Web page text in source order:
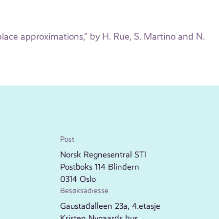
approximations,” by H. Rue, S. Martino and N.
Post
Norsk Regnesentral STI
Postboks 114 Blindern
0314 Oslo
Besøksadresse
Gaustadalleen 23a, 4.etasje